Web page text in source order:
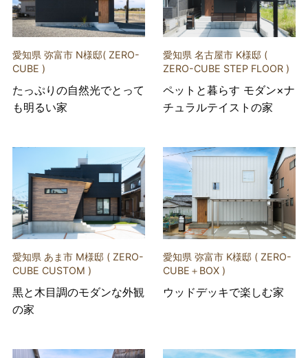
愛知県 弥富市 N様邸( ZERO-
CUBE )
たっぷりの自然光でとって
も明るい家
愛知県 名古屋市 K様邸 (
ZERO-CUBE STEP FLOOR )
ペットと暮らす モダン×ナ
チュラルテイストの家
愛知県 あま市 M様邸 ( ZERO-
CUBE CUSTOM )
黒と木目調のモダンな外観
の家
愛知県 弥富市 K様邸 ( ZERO-
CUBE＋BOX )
ウッドデッキで楽しむ家